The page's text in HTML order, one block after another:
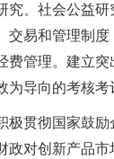
究、社会公益
交易和管理制
费管理。建立
导向的考核考
贯彻国家鼓励
政对创新产品